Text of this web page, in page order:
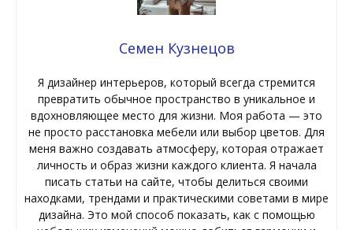
Семен Кузнецов
Я дизайнер интерьеров, который всегда стремится
превратить обычное пространство в уникальное и
вдохновляющее место для жизни. Моя работа — это
не просто расстановка мебели или выбор цветов. Для
меня важно создавать атмосферу, которая отражает
личность и образ жизни каждого клиента. Я начала
писать статьи на сайте, чтобы делиться своими
находками, трендами и практическими советами в мире
дизайна. Это мой способ показать, как с помощью